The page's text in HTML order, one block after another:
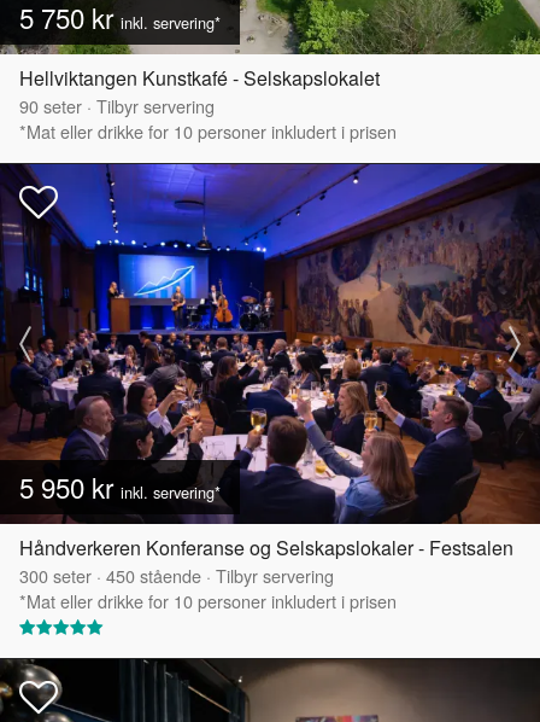
5 750 krinkl. servering*
Hellviktangen Kunstkafé - Selskapslokalet
90seter · Tilbyr servering
*Mat eller drikke for 10 personer inkludert i prisen
5 950 kr inkl. servering*
Håndverkeren Konferanse og Selskapslokaler - Festsalen
300seter · 450stående · Tilbyr servering
*Mat eller drikke for 10 personer inkludert i prisen